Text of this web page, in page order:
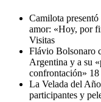
Camilota
amor: «Hoy, por
Visitas
Flávio Bolsonaro
Argentina y a su
confrontación»
La Velada del
participantes y